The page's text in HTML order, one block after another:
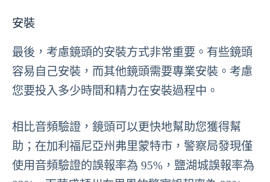
安裝
最後，考慮鏡頭的安裝方式非常重要。有些鏡頭
容易自己安裝，而其他鏡頭需要專業安裝。考慮
您要投入多少時間和精力在安裝過程中。
相比音頻驗證，鏡頭可以更快地幫助您獲得幫
助；在加利福尼亞州弗里蒙特市，警察局發現僅
使用音頻驗證的誤報率為 95%，鹽湖城誤報率為